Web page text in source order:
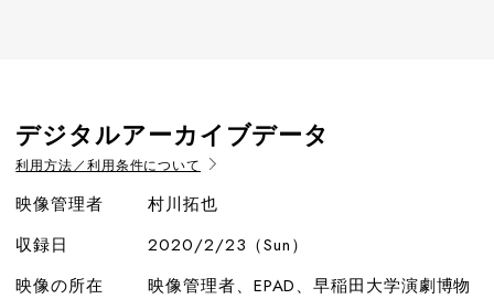
デジタルアーカイブデータ
利用方法／利用条件について
映像管理者
村川拓也
収録日
2020/2/23（Sun）
映像の所在
映像管理者、EPAD、早稲田大学演劇博物